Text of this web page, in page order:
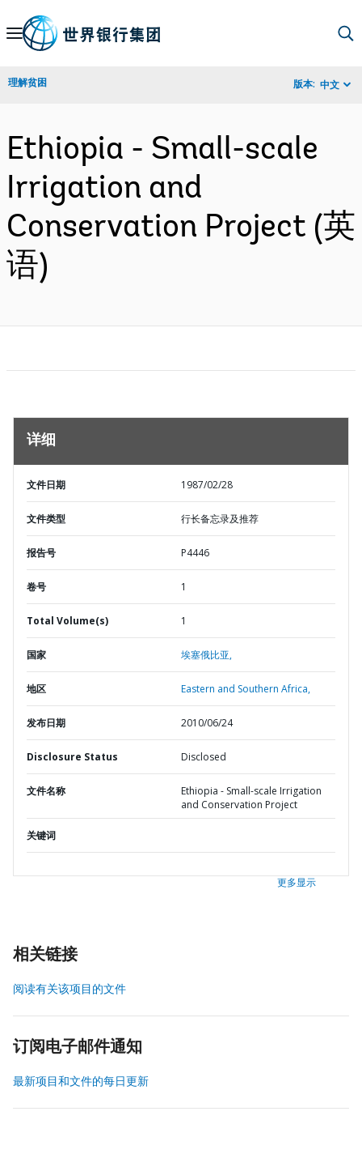
Skip
Navigation
理解贫困 版本: 中文
Ethiopia - Small-scale
Irrigation and
Conservation Project (英
语)
详细
文件日期 1987/02/28
文件类型 行长备忘录及推荐
报告号 P4446
卷号 1
Total Volume(s) 1
国家 埃塞俄比亚,
地区 Eastern and Southern Africa,
发布日期 2010/06/24
Disclosure Status Disclosed
文件名称
Ethiopia - Small-scale Irrigation
and Conservation Project
关键词
更多显示
相关链接
阅读有关该项目的文件
订阅电子邮件通知
最新项目和文件的每日更新